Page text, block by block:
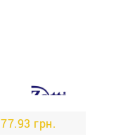
77.93 грн.